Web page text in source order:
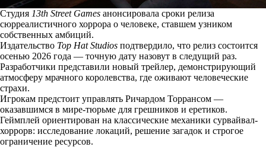
Студия 13th Street Games анонсировала сроки релиза
сюрреалистичного хоррора о человеке, ставшем узником
собственных амбиций.
Издательство Top Hat Studios подтвердило, что релиз состоится
осенью 2026 года — точную дату назовут в следущий раз.
Разработчики представили новый трейлер, демонстрирующий
атмосферу мрачного королевства, где оживают человеческие
страхи.
Игрокам предстоит управлять Ричардом Торрансом —
оказавшимся в мире-тюрьме для грешников и еретиков.
Геймплей ориентирован на классические механики сурвайвал-
хоррорв: исследование локаций, решение загадок и строгое
ограничение ресурсов.